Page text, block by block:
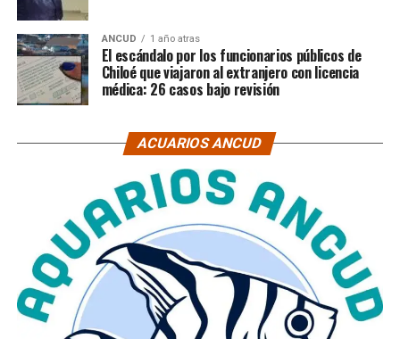
ANCUD 1 año atras
El escándalo por los funcionarios públicos de
Chiloé que viajaron al extranjero con licencia
médica: 26 casos bajo revisión
ACUARIOS ANCUD